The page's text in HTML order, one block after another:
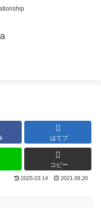
はてブ
コピー
2025.03.14 2021.09.20